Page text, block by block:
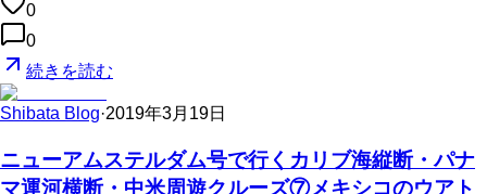
0
0
続きを読む
Shibata Blog·2019年3月19日
ニューアムステルダム号で行くカリブ海縦断・パナ
マ運河横断・中米周遊クルーズ⑦メキシコのウアト